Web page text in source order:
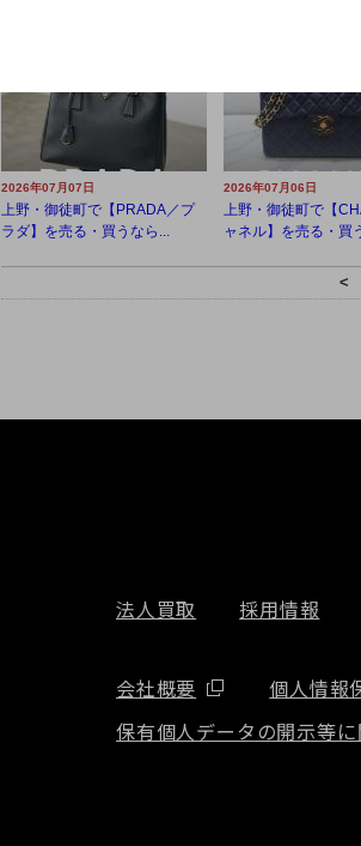
2026年07月07日
上野・御徒町で【PRADA／プ
ラダ】を売る・買うなら...
2026年07月06日
上野・御徒町で【
ャネル】を売る・買
<
法人買取 採用情報
会社概要 個人情報
保有個人データの開示等